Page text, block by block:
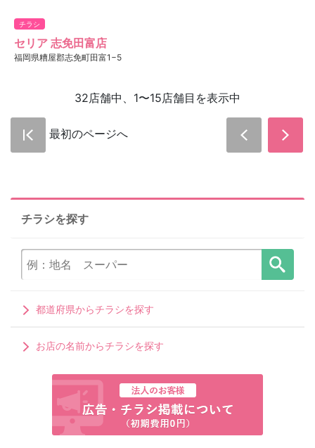
チラシ
セリア 志免田富店
福岡県糟屋郡志免町田富1−5
32店舗中、1〜15店舗目を表示中
最初のページへ
チラシを探す
都道府県からチラシを探す
お店の名前からチラシを探す